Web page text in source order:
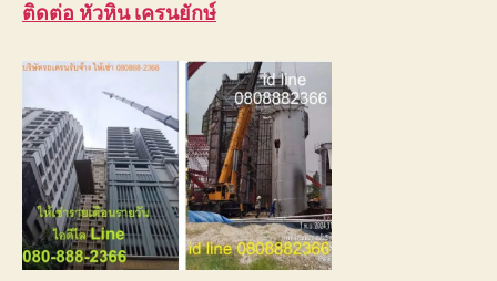
ติดต่อ หัวหิน เครนยักษ์